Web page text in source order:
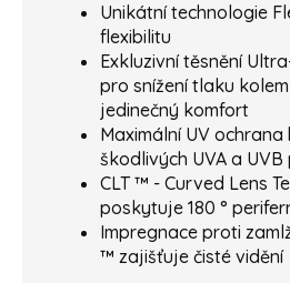
Unikátní technologie
flexibilitu
Exkluzivní těsnění
pro snížení tlaku
jedinečný komfort
Maximální UV ochrana
škodlivých UVA a
CLT ™ - Curved Lens
poskytuje 180 °
Impregnace proti
™ zajišťuje čisté vidění